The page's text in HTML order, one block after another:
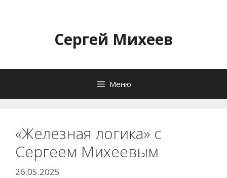
содержимомуСергей Михеев
Меню
«Железная логика» с
Сергеем Михеевым
26.05.2025